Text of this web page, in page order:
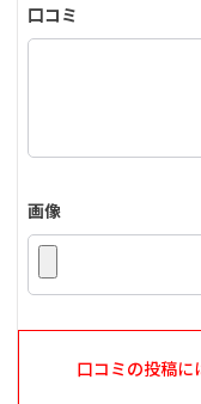
口コミ
画像
口コミの投稿に